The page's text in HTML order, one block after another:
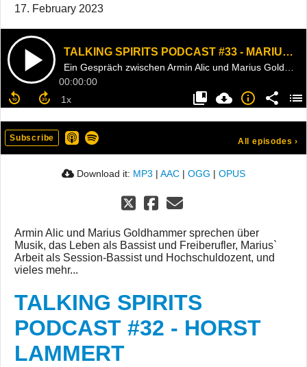
17. February 2023
TALKING SPIRITS PODCAST #33 - MARIUS GOLDHAMMER
00:00:00
Subscribe All episodes ›
Download it: MP3 | AAC | OGG | OPUS
Armin Alic und Marius Goldhammer sprechen über
Musik, das Leben als Bassist und Freiberufler, Marius`
Arbeit als Session-Bassist und Hochschuldozent, und
vieles mehr...
TALKING SPIRITS
PODCAST #32 - HORST
LAMMERT